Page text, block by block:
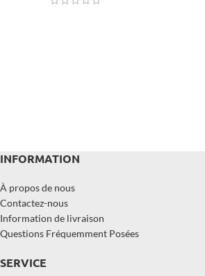
INFORMATION
À propos de nous
Contactez-nous
Information de livraison
Questions Fréquemment Posées
SERVICE